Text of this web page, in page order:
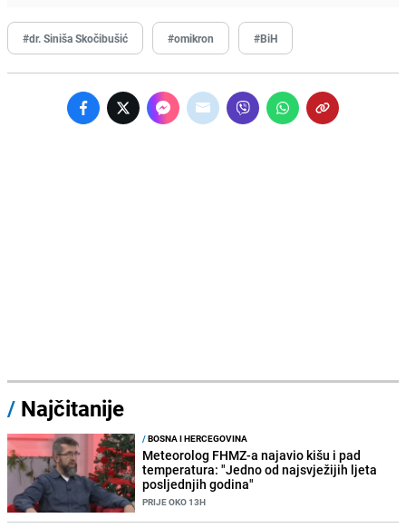
#dr. Siniša Skočibušić #omikron #BiH
/ Najčitanije
/BOSNA I HERCEGOVINA
Meteorolog FHMZ-a najavio kišu i pad
temperatura: "Jedno od najsvježijih ljeta
posljednjih godina"
PRIJE OKO 13H